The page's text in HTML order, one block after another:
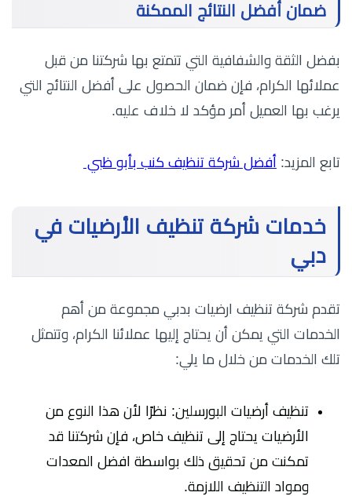
ضمان أفضل النتائج الممكنة
بفضل الثقة والشفافية التي تتمتع بها شركتنا من قبل
عملائها الكرام، فإن ضمان الحصول على أفضل النتائج التي
يرغب بها العميل أمر مؤكد لا خلاف عليه.
تابع المزيد: أفضل شركة تنظيف كنب بأبو ظبي
خدمات شركة تنظيف الأرضيات في
دبي
تقدم شركة تنظيف ارضيات بدبي مجموعة من أهم
الخدمات التي يمكن أن يحتاج إليها عملائنا الكرام، وتتمثل
تلك الخدمات من خلال ما يلي:
تنظيف أرضيات البورسلين: نظرًا لأن هذا النوع من
الأرضيات يحتاج إلى تنظيف خاص، فإن شركتنا قد
تمكنت من تحقيق ذلك بواسطة افضل المعدات
ومواد التنظيف اللازمة.